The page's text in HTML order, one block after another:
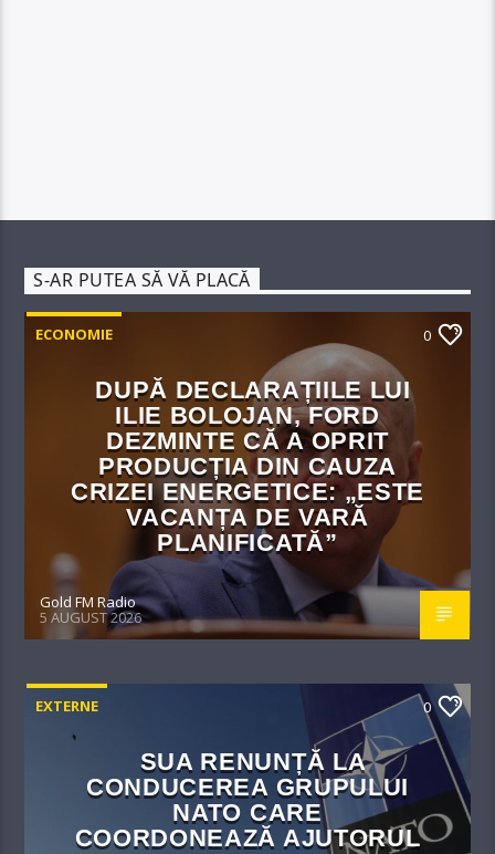
S-AR PUTEA SĂ VĂ PLACĂ
ECONOMIE 0
DUPĂ DECLARAȚIILE LUI
ILIE BOLOJAN, FORD
DEZMINTE CĂ A OPRIT
PRODUCȚIA DIN CAUZA
CRIZEI ENERGETICE: „ESTE
VACANȚA DE VARĂ
PLANIFICATĂ”
Gold FM Radio
5 AUGUST 2026
EXTERNE 0
SUA RENUNȚĂ LA
CONDUCEREA GRUPULUI
NATO CARE
COORDONEAZĂ AJUTORUL